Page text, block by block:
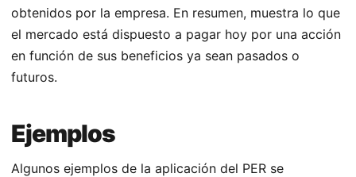
obtenidos por la empresa. En resumen, muestra lo que
el mercado está dispuesto a pagar hoy por una acción
en función de sus beneficios ya sean pasados o
futuros.
Ejemplos
Algunos ejemplos de la aplicación del PER se